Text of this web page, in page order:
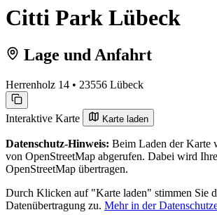
Citti Park Lübeck
Lage und Anfahrt
Herrenholz 14 • 23556 Lübeck
Interaktive Karte Karte laden
Datenschutz-Hinweis: Beim Laden der Karte
von OpenStreetMap abgerufen. Dabei wird
OpenStreetMap übertragen.
Durch Klicken auf "Karte laden" stimmen Sie
Datenübertragung zu. Mehr in der